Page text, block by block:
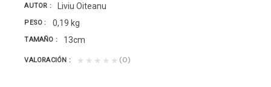
AUTOR Liviu Oiteanu
PESO 0,19 kg
TAMAÑO 13cm
VALORACIÓN ★★★★★ (0)